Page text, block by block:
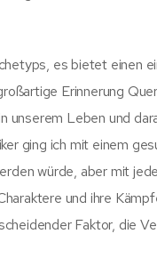
es bietet einen
Erinnerung
Leben und
ging ich mit einem
würde, aber mit
und ihre
Faktor, die